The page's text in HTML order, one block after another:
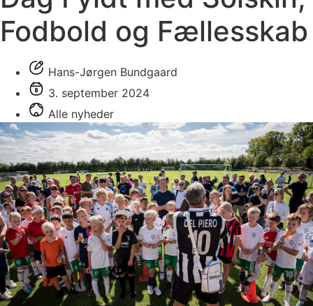
Fodbold og Fællesskab
Hans-Jørgen Bundgaard
3. september 2024
Alle nyheder